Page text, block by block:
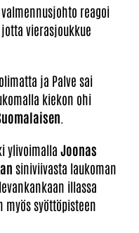
reagoi
vierasjoukkue
ja Palve sai
kiekon ohi
ylivoimalla Joonas
siniviivasta laukoman
illassa
myös syöttöpisteen